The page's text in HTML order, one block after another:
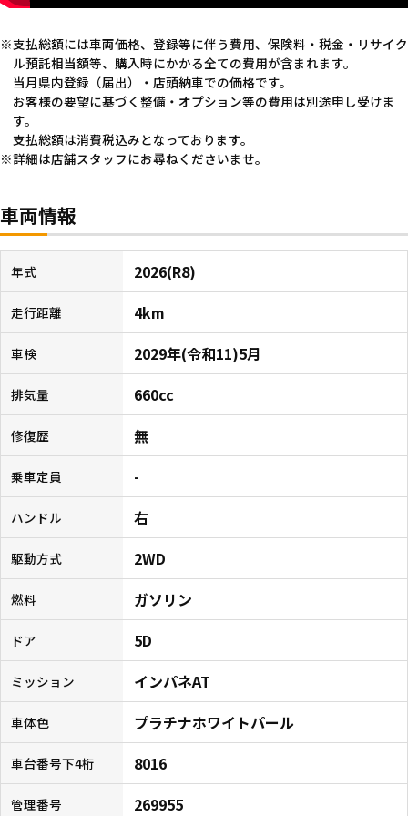
支払総額には車両価格、登録等に伴う費用、保険料・税金・リサイク
ル預託相当額等、購入時にかかる全ての費用が含まれます。
当月県内登録（届出）・店頭納車での価格です。
お客様の要望に基づく整備・オプション等の費用は別途申し受けま
す。
支払総額は消費税込みとなっております。
詳細は店舗スタッフにお尋ねくださいませ。
車両情報
年式 2026(R8)
走行距離 4km
車検 2029年(令和11)5月
排気量 660cc
修復歴 無
乗車定員 -
ハンドル 右
駆動方式 2WD
燃料 ガソリン
ドア 5D
ミッション インパネAT
車体色 プラチナホワイトパール
車台番号下4桁 8016
管理番号 269955